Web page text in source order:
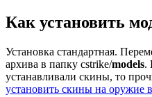
Как установить
Установка стандартная.
архива в папку cstrike/models.
устанавливали скины, то
установить скины на оружие